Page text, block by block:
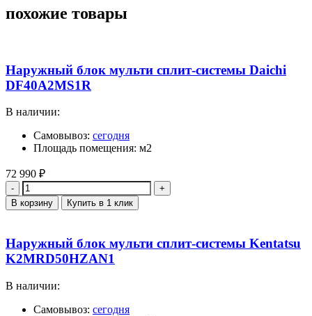
похожие товары
Наружный блок мульти сплит-системы Daichi
DF40A2MS1R
В наличии:
Самовывоз: сегодня
Площадь помещения: м2
72 990 ₽
Количество
В корзину Купить в 1 клик
Наружный блок мульти сплит-системы Kentatsu
K2MRD50HZAN1
В наличии:
Самовывоз: сегодня